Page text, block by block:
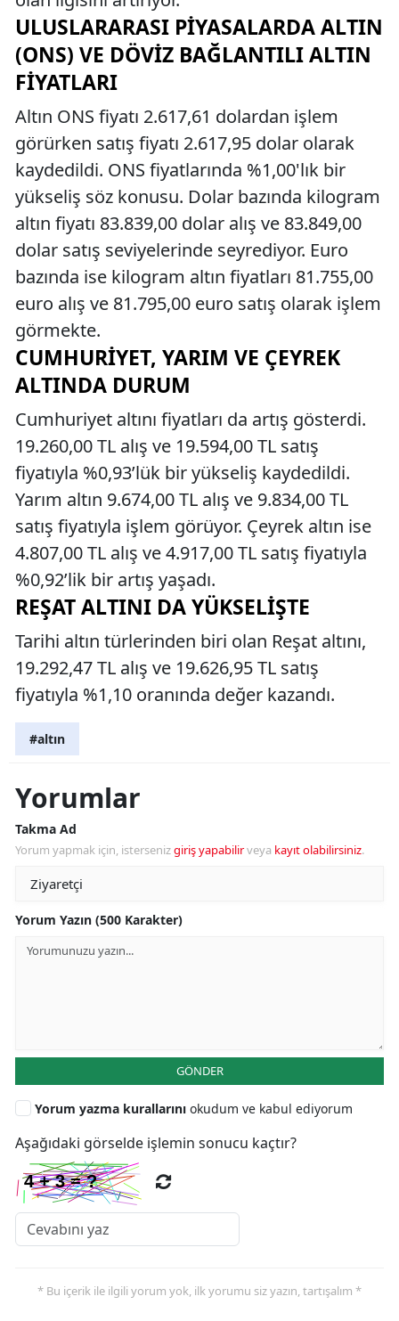
ULUSLARARASI PIYASALARDA ALTIN
(ONS) VE DÖVIZ BAĞLANTILI ALTIN
FIYATLARI
Altın ONS fiyatı 2.617,61 dolardan işlem
görürken satış fiyatı 2.617,95 dolar olarak
kaydedildi. ONS fiyatlarında %1,00'lık bir
yükseliş söz konusu. Dolar bazında kilogram
altın fiyatı 83.839,00 dolar alış ve 83.849,00
dolar satış seviyelerinde seyrediyor. Euro
bazında ise kilogram altın fiyatları 81.755,00
euro alış ve 81.795,00 euro satış olarak işlem
görmekte.
CUMHURIYET, YARIM VE ÇEYREK
ALTINDA DURUM
Cumhuriyet altını fiyatları da artış gösterdi.
19.260,00 TL alış ve 19.594,00 TL satış
fiyatıyla %0,93’lük bir yükseliş kaydedildi.
Yarım altın 9.674,00 TL alış ve 9.834,00 TL
satış fiyatıyla işlem görüyor. Çeyrek altın ise
4.807,00 TL alış ve 4.917,00 TL satış fiyatıyla
%0,92’lik bir artış yaşadı.
REŞAT ALTINI DA YÜKSELIŞTE
Tarihi altın türlerinden biri olan Reşat altını,
19.292,47 TL alış ve 19.626,95 TL satış
fiyatıyla %1,10 oranında değer kazandı.
#altın
Yorumlar
Takma Ad
Yorum yapmak için, istersenizgiriş yapabilirveya kayıt olabilirsiniz.
Yorum Yazın (500 Karakter)
GÖNDER
Yorum yazma kurallarını okudum ve kabul ediyorum
Aşağıdaki görselde işlemin sonucu kaçtır?
* Bu içerik ile ilgili yorum yok, ilk yorumu siz yazın, tartışalım *